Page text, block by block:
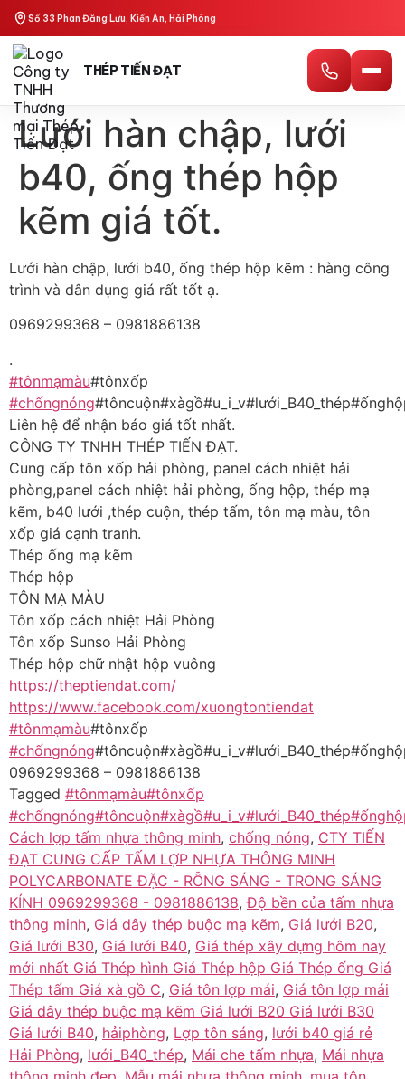
Số 33 Phan Đăng Lưu, Kiến An, Hải Phòng
THÉP TIẾN ĐẠT
Lưới hàn chập, lưới
b40, ống thép hộp
kẽm giá tốt.
Lưới hàn chập, lưới b40, ống thép hộp kẽm : hàng công
trình và dân dụng giá rất tốt ạ.
0969299368 – 0981886138
.
#tônmạmàu#tônxốp
#chốngnóng
Liên hệ để nhận báo giá tốt nhất.
CÔNG TY TNHH THÉP TIẾN ĐẠT.
Cung cấp tôn xốp hải phòng, panel cách nhiệt hải
phòng,panel cách nhiệt hải phòng, ống hộp, thép mạ
kẽm, b40 lưới ,thép cuộn, thép tấm, tôn mạ màu, tôn
xốp giá cạnh tranh.
Thép ống mạ kẽm
Thép hộp
TÔN MẠ MÀU
Tôn xốp cách nhiệt Hải Phòng
Tôn xốp Sunso Hải Phòng
Thép hộp chữ nhật hộp vuông
https://theptiendat.com/
https://www.facebook.com/xuongtontiendat
#tônmạmàu#tônxốp
#chốngnóng
0969299368 – 0981886138
Tagged #tônmạmàu#tônxốp
Cách lợp tấm nhựa thông minh, chống nóng, CTY TIẾN
ĐẠT CUNG CẤP TẤM LỢP NHỰA THÔNG MINH
POLYCARBONATE ĐẶC - RỖNG SÁNG - TRONG SÁNG
KÍNH 0969299368 - 0981886138,Độ bền của tấm nhựa
thông minh, Giá dây thép buộc mạ kẽm, Giá lưới B20,
Giá lưới B30, Giá lưới B40, Giá thép xây dựng hôm nay
mới nhất Giá Thép hình Giá Thép hộp Giá Thép ống Giá
Thép tấm Giá xà gồ C, Giá tôn lợp mái, Giá tôn lợp mái
Giá dây thép buộc mạ kẽm Giá lưới B20 Giá lưới B30
Giá lưới B40, hảiphòng, Lợp tôn sáng, lưới b40 giá rẻ
Hải Phòng, lưới_B40_thép, Mái che tấm nhựa, Mái nhựa